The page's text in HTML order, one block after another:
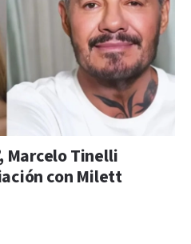
Marcelo Tinelli
con Milett